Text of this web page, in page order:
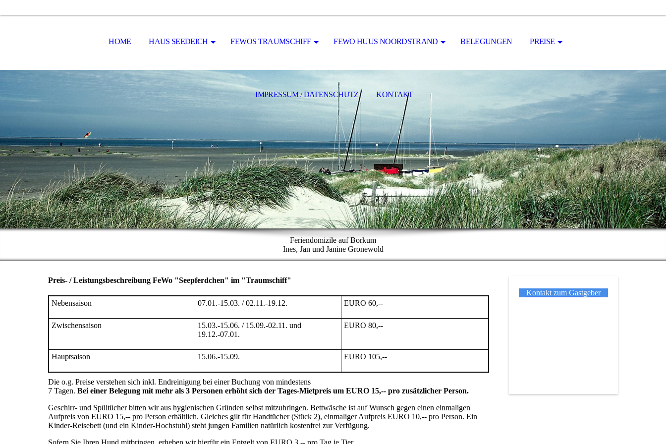
HOME HAUS SEEDEICH FEWOS TRAUMSCHIFF FEWO HUUS NOORDSTRAND BELEGUNGEN PREISE
IMPRESSUM / DATENSCHUTZ KONTAKT
Feriendomizile auf Borkum
Ines, Jan und Janine Gronewold
Preis- / Leistungsbeschreibung FeWo "Seepferdchen" im "Traumschiff"
Nebensaison 07.01.-15.03. / 02.11.-19.12. EURO 60,--
Zwischensaison
15.03.-15.06. / 15.09.-02.11. und
19.12.-07.01.
EURO 80,--
Hauptsaison 15.06.-15.09. EURO 105,--
Die o.g. Preise verstehen sich inkl. Endreinigung bei einer Buchung von mindestens
7 Tagen. Bei einer Belegung mit mehr als 3 Personen erhöht sich der Tages-Mietpreis um EURO 15,-- pro zusätzlicher Person.
Geschirr- und Spültücher bitten wir aus hygienischen Gründen selbst mitzubringen. Bettwäsche ist auf Wunsch gegen einen einmaligen
Aufpreis von EURO 15,-- pro Person erhältlich. Gleiches gilt für Handtücher (Stück 2), einmaliger Aufpreis EURO 10,-- pro Person. Ein
Kinder-Reisebett (und ein Kinder-Hochstuhl) steht jungen Familien natürlich kostenfrei zur Verfügung.
Kontakt zum Gastgeber